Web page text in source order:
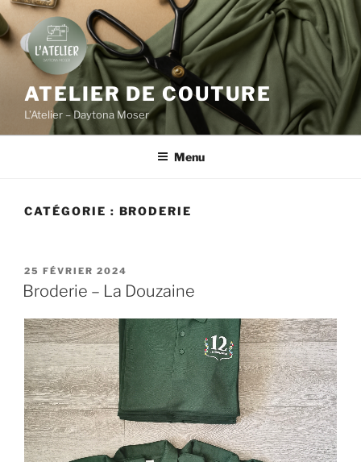
Aller
au
contenu
principal
ATELIER DE COUTURE
L’Atelier – Daytona Moser
Menu
CATÉGORIE : BRODERIE
PUBLIÉ
LE
25 FÉVRIER 2024
Broderie – La Douzaine